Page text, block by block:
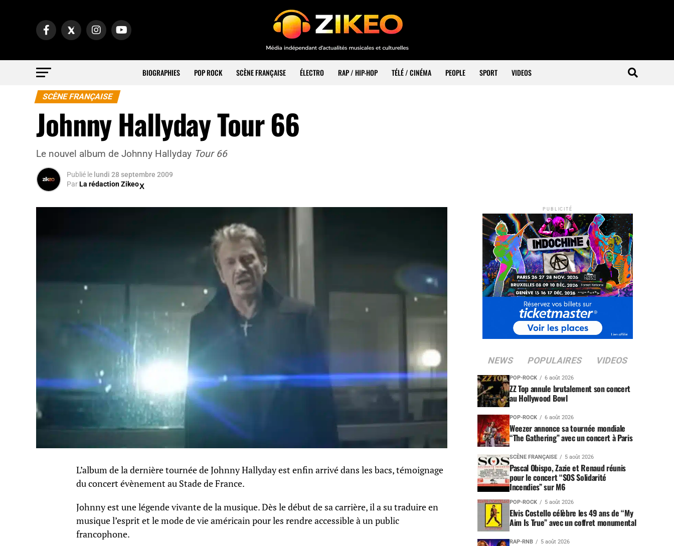
BIOGRAPHIES POP ROCK SCÈNE FRANÇAISE ÉLECTRO RAP / HIP-HOP TÉLÉ / CINÉMA PEOPLE SPORT VIDEOS
SCÈNE FRANÇAISE
Johnny Hallyday Tour 66
Le nouvel album de Johnny Hallyday Tour 66
Publié le lundi 28 septembre 2009
ParLa rédaction Zikeo
L’album de la dernière tournée de Johnny Hallyday est enfin arrivé dans les bacs, témoignage
du concert évènement au Stade de France.
Johnny est une légende vivante de la musique. Dès le début de sa carrière, il a su traduire en
musique l’esprit et le mode de vie américain pour les rendre accessible à un public
francophone.
PUBLICITÉ
NEWS POPULAIRES VIDEOS
POP-ROCK 6 août 2026
ZZ Top annule brutalement son concert
au Hollywood Bowl
POP-ROCK 6 août 2026
Weezer annonce sa tournée mondiale
“The Gathering” avec un concert à Paris
SCÈNE FRANÇAISE 5 août 2026
Pascal Obispo, Zazie et Renaud réunis
pour le concert “SOS Solidarité
Incendies” sur M6
POP-ROCK 5 août 2026
Elvis Costello célèbre les 49 ans de “My
Aim Is True” avec un coffret monumental
RAP-RNB 5 août 2026